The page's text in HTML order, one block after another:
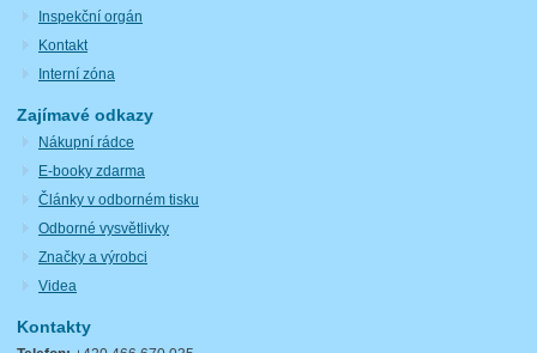
Inspekční orgán
Kontakt
Interní zóna
Zajímavé odkazy
Nákupní rádce
E-booky zdarma
Články v odborném tisku
Odborné vysvětlivky
Značky a výrobci
Videa
Kontakty